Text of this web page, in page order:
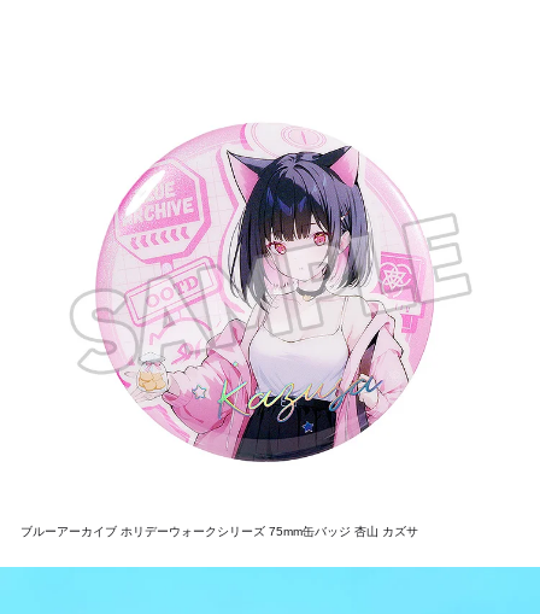
ブルーアーカイブ ホリデーウォークシリーズ 75mm缶バッジ 杏山 カズサ